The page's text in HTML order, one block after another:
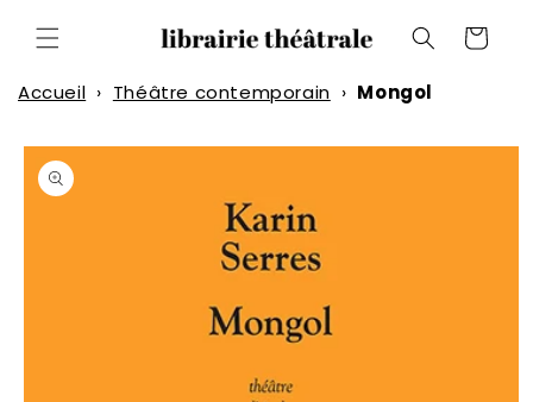
passer
au
Panier
Accueil › Théâtre contemporain › Mongol
Passer aux
informations
produits